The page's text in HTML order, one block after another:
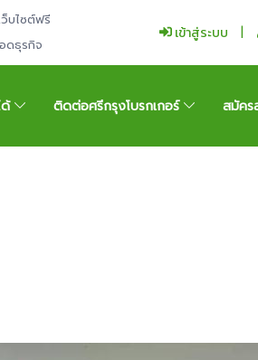
บไซต์ฟรี
ดธุรกิจ
เข้าสู่ระบบ
ด้ ติดต่อศรีกรุงโบรกเกอร์ สมัคร